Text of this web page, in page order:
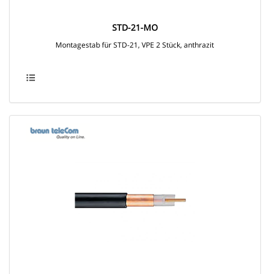
STD-21-MO
Montagestab für STD-21, VPE 2 Stück, anthrazit